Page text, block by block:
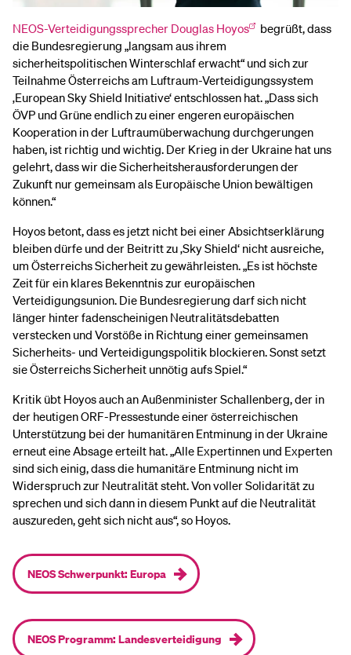
NEOS-Verteidigungssprecher Douglas Hoyos
begrüßt, dass
die Bundesregierung „langsam aus ihrem
sicherheitspolitischen Winterschlaf erwacht“ und sich zur
Teilnahme Österreichs am Luftraum-Verteidigungssystem
‚European Sky Shield Initiative‘ entschlossen hat. „Dass sich
ÖVP und Grüne endlich zu einer engeren europäischen
Kooperation in der Luftraumüberwachung durchgerungen
haben, ist richtig und wichtig. Der Krieg in der Ukraine hat uns
gelehrt, dass wir die Sicherheitsherausforderungen der
Zukunft nur gemeinsam als Europäische Union bewältigen
können.“
Hoyos betont, dass es jetzt nicht bei einer Absichtserklärung
bleiben dürfe und der Beitritt zu ‚Sky Shield‘ nicht ausreiche,
um Österreichs Sicherheit zu gewährleisten. „Es ist höchste
Zeit für ein klares Bekenntnis zur europäischen
Verteidigungsunion. Die Bundesregierung darf sich nicht
länger hinter fadenscheinigen Neutralitätsdebatten
verstecken und Vorstöße in Richtung einer gemeinsamen
Sicherheits- und Verteidigungspolitik blockieren. Sonst setzt
sie Österreichs Sicherheit unnötig aufs Spiel.“
Kritik übt Hoyos auch an Außenminister Schallenberg, der in
der heutigen ORF-Pressestunde einer österreichischen
Unterstützung bei der humanitären Entminung in der Ukraine
erneut eine Absage erteilt hat. „Alle Expertinnen und Experten
sind sich einig, dass die humanitäre Entminung nicht im
Widerspruch zur Neutralität steht. Von voller Solidarität zu
sprechen und sich dann in diesem Punkt auf die Neutralität
auszureden, geht sich nicht aus“, so Hoyos.
NEOS Schwerpunkt: Europa
NEOS Programm: Landesverteidigung